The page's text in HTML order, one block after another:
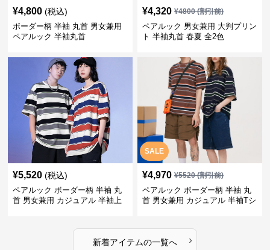
¥4,800 (税込)
ボーダー柄 半袖 丸首 男女兼用
ペアルック 半袖丸首
¥4,320 ¥4800(割引前)
ペアルック 男女兼用 大判プリン
ト 半袖丸首 春夏 全2色
¥5,520 (税込)
ペアルック ボーダー柄 半袖 丸
首 男女兼用 カジュアル 半袖上
SALE
¥4,970 ¥5520(割引前)
ペアルック ボーダー柄 半袖 丸
首 男女兼用 カジュアル 半袖Tシ
新着アイテムの一覧へ ›